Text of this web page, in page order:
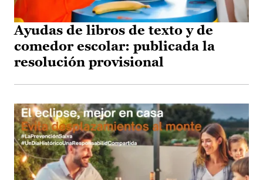
Ayudas de libros de texto y de
comedor escolar: publicada la
resolución provisional